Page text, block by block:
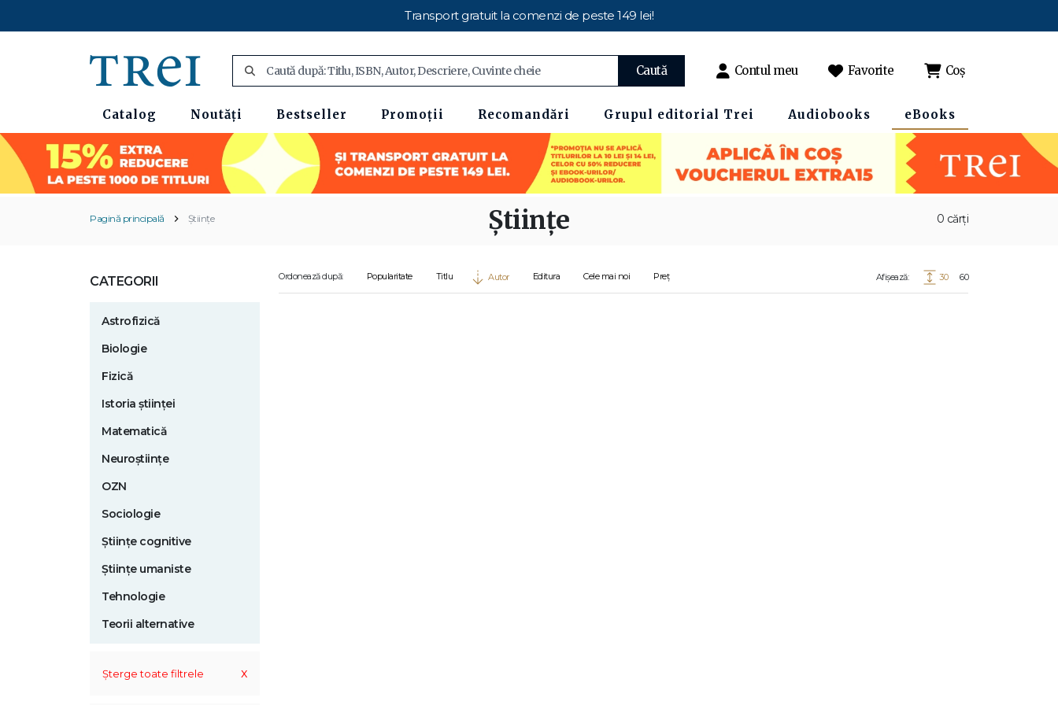
Transport gratuit la comenzi de peste 149 lei!
Caută Contul meu Favorite Coș
Catalog Noutăți Bestseller Promoții Recomandări Grupul editorial Trei Audiobooks eBooks
Pagină principală Științe 0 cărți
Științe
CATEGORII
Astrofizică
Biologie
Fizică
Istoria științei
Matematică
Neuroștiințe
OZN
Sociologie
Științe cognitive
Științe umaniste
Tehnologie
Teorii alternative
Șterge toate filtrele x
Ordonează după: Popularitate Titlu Autor Editura Cele mai noi Preț Afișează: 30 60